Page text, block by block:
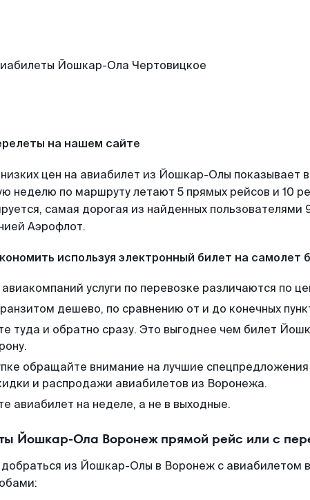
на нашем сайте
цен на авиабилет из Йошкар-Олы показывает
неделю по маршруту летают 5 прямых рейсов и 10
самая дорогая из найденных пользователями
Аэрофлот.
используя электронный билет на самолет
услуги по перевозке различаются по
дешево, по сравнению от и до конечных
туда и обратно сразу. Это выгоднее чем билет
обращайте внимание на лучшие
и распродажи авиабилетов из Воронежа.
авиабилет на неделе, а не в выходные.
Йошкар-Ола Воронеж прямой рейс или с
из Йошкар-Олы в Воронеж с авиабилетом в